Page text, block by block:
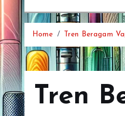
Home Tren Beragam
Tren